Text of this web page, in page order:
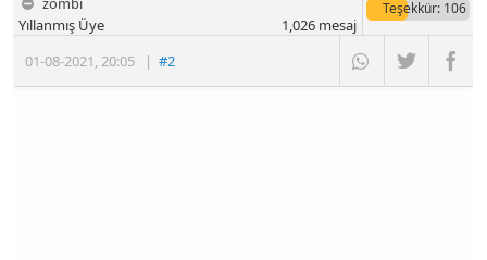
01-08-2021,20:05 |#2
Yıllanmış Üye
Teşekkür: 106
1,026mesaj